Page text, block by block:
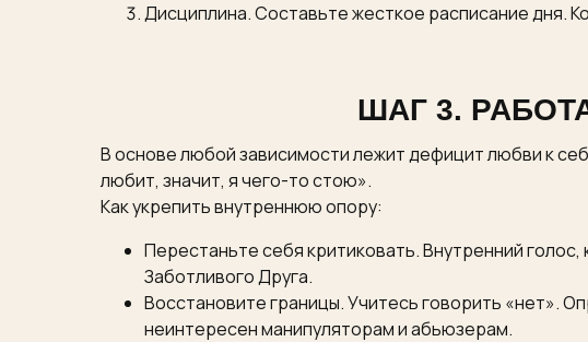
Дисциплина. Составьте жесткое расписание дня.
ШАГ 3.
В основе любой зависимости лежит дефицит любви к
любит, значит, я чего-то стою».
Как укрепить внутреннюю опору:
Перестаньте себя критиковать. Внутренний
Заботливого Друга.
Восстановите границы. Учитесь говорить «нет».
неинтересен манипуляторам и абьюзерам.